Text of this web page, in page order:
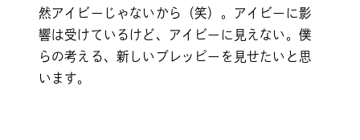
然アイビーじゃないから（笑）。アイビーに影
響は受けているけど、アイビーに見えない。僕
らの考える、新しいプレッピーを見せたいと思
います。